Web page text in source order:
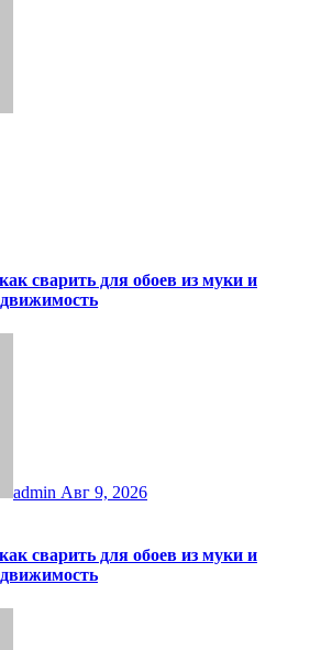
сварить для обоев из муки и
admin Авг 9, 2026
сварить для обоев из муки и